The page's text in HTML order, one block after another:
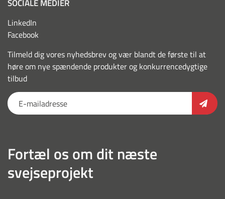
SOCIALE MEDIER
LinkedIn
Facebook
Tilmeld dig vores nyhedsbrev og vær blandt de første til at
høre om nye spændende produkter og konkurrencedygtige
tilbud
Fortæl os om dit næste
svejseprojekt